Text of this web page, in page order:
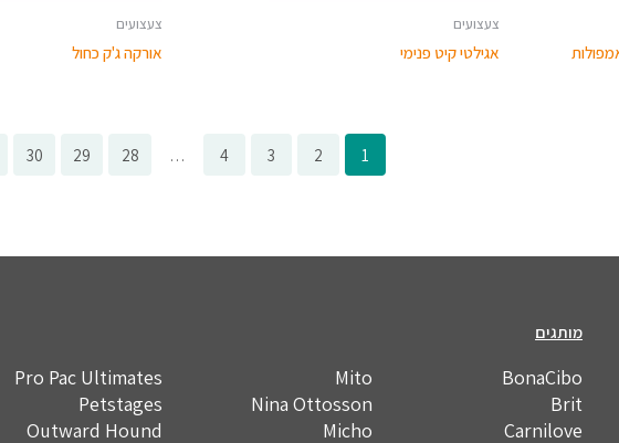
צעצועים
אגילטי קיט פנימי
צעצועים
אורקה ג'ק כחול
1
2
3
4
…
28
29
30
מותגים
BonaCibo
Brit
Carnilove
Mito
Nina Ottosson
Micho
Pro Pac Ultimates
Petstages
Outward Hound